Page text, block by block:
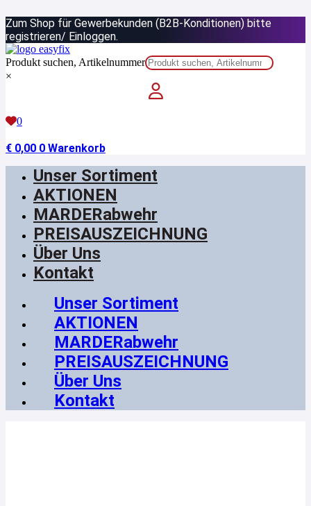
Inhalt
springen
Zum Shop für Gewerbekunden (B2B-Konditionen) bitte
registrieren/ Einloggen.
Produkt suchen, Artikelnummer
×
0
€ 0,00 0 Warenkorb
Unser Sortiment
AKTIONEN
MARDERabwehr
PREISAUSZEICHNUNG
Über Uns
Kontakt
Unser Sortiment
AKTIONEN
MARDERabwehr
PREISAUSZEICHNUNG
Über Uns
Kontakt